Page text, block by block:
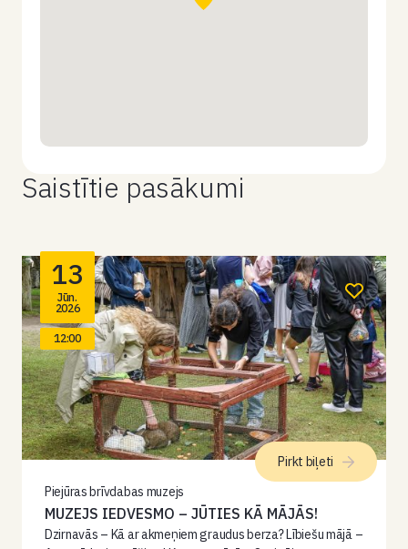
Saistītie pasākumi
13
Jūn.
2026
12:00
Piejūras brīvdabas muzejs
MUZEJS IEDVESMO – JŪTIES KĀ MĀJĀS!
Dzirnavās – Kā ar akmeņiem graudus berza? Lībiešu mājā –
Pirkt biļeti